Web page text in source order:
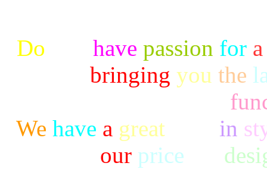
Do have passion for a
bringing you the
We have a great in
our price